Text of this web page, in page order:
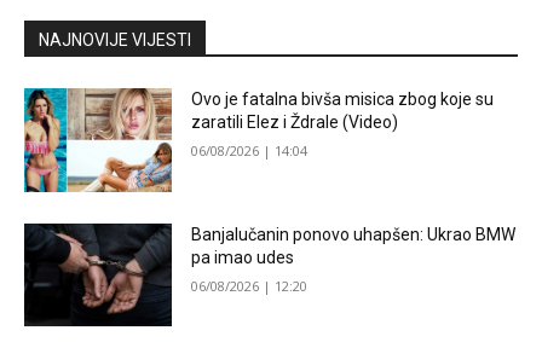
NAJNOVIJE VIJESTI
Ovo je fatalna bivša misica zbog koje su
zaratili Elez i Ždrale (Video)
06/08/2026 | 14:04
Banjalučanin ponovo uhapšen: Ukrao BMW
pa imao udes
06/08/2026 | 12:20